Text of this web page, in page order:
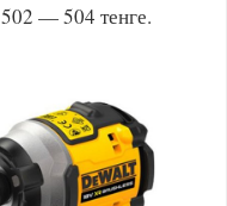
— 504 тенге.